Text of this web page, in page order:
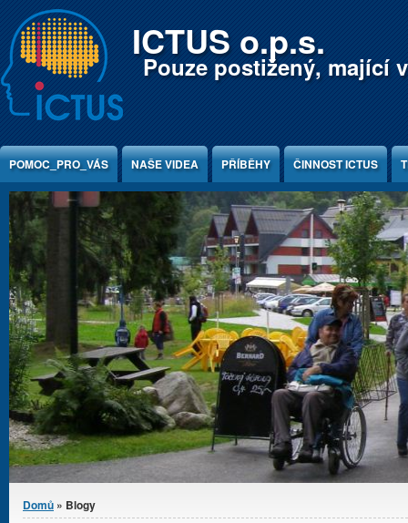
Jump to Content ICTUS o.p.s.
Pouze postižený, mající
POMOC_PRO_VÁS NAŠE VIDEA PŘÍBĚHY ČINNOST ICTUS
Jste zde
Domů » Blogy